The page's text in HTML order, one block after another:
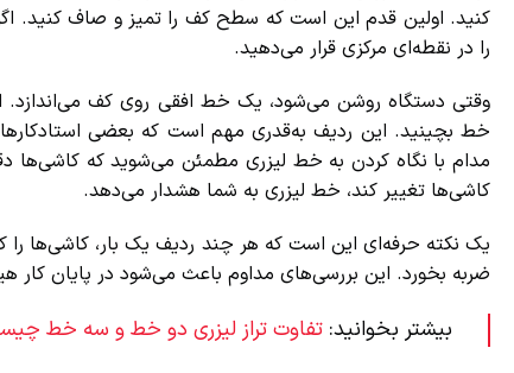
کنید. اولین قدم این است که سطح کف را تمیز و صاف کنید. اگر
را در نقطه‌ای مرکزی قرار می‌دهید.
وقتی دستگاه روشن می‌شود، یک خط افقی روی کف می‌اندازد.
خط بچینید. این ردیف به‌قدری مهم است که بعضی
مدام با نگاه کردن به خط لیزری مطمئن می‌شوید که
کاشی‌ها تغییر کند، خط لیزری به شما هشدار می‌دهد.
یک نکته حرفه‌ای این است که هر چند ردیف یک بار، کاشی‌ها را
ضربه بخورد. این بررسی‌های مداوم باعث می‌شود در پایان کار
بیشتر بخوانید:تفاوت تراز لیزری دو خط و سه خط